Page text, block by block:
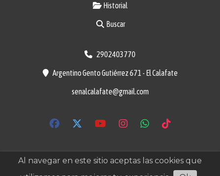
Historial
Buscar
señalcalafate.com es propiedad de SGM S.R.L
2902403770
Argentino Gento Gutiérrez 671 - El Calafate
senalcalafate@gmail.com
Al navegar en este sitio aceptas las cookies que